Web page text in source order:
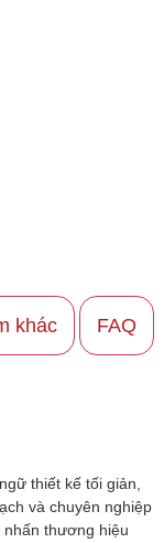
khác FAQ
thiết kế tối giản,
và chuyên nghiệp
thương hiệu